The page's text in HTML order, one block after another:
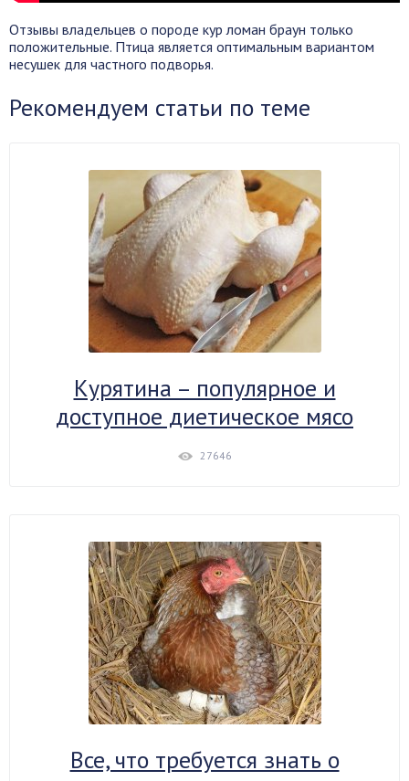
Отзывы владельцев о породе кур ломан браун только
положительные. Птица является оптимальным вариантом
несушек для частного подворья.
Рекомендуем статьи по теме
Курятина – популярное и
доступное диетическое мясо
27646
Все, что требуется знать о